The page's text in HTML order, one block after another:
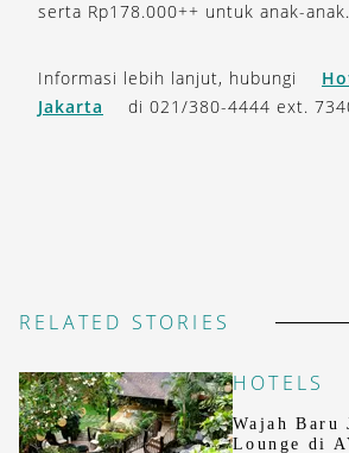
serta Rp178.000++ untuk anak-anak.
Informasi lebih lanjut, hubungi
Jakarta
di 021/380-4444 ext.
RELATED STORIES
HOTELS
Wajah Baru
Lounge di